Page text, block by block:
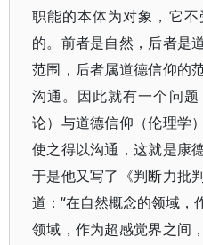
职能的本体为对象，它
的。前者是自然，后者是
范围，后者属道德信仰的
沟通。因此就有一个问
论）与道德信仰（伦理学
使之得以沟通，这就是康
于是他又写了《判断力批
道：“在自然概念的领域，
领域，作为超感觉界之间